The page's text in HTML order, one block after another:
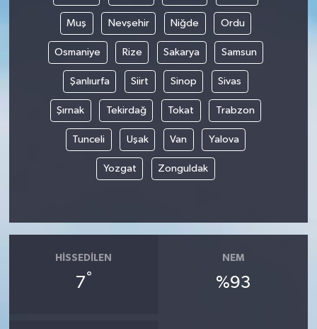
Muş Nevşehir Niğde Ordu
Osmaniye Rize Sakarya Samsun
Şanlıurfa Siirt Sinop Sivas
Şırnak Tekirdağ Tokat Trabzon
Tunceli Uşak Van Yalova
Yozgat Zonguldak
HISSEDILEN
7°
NEM
%93